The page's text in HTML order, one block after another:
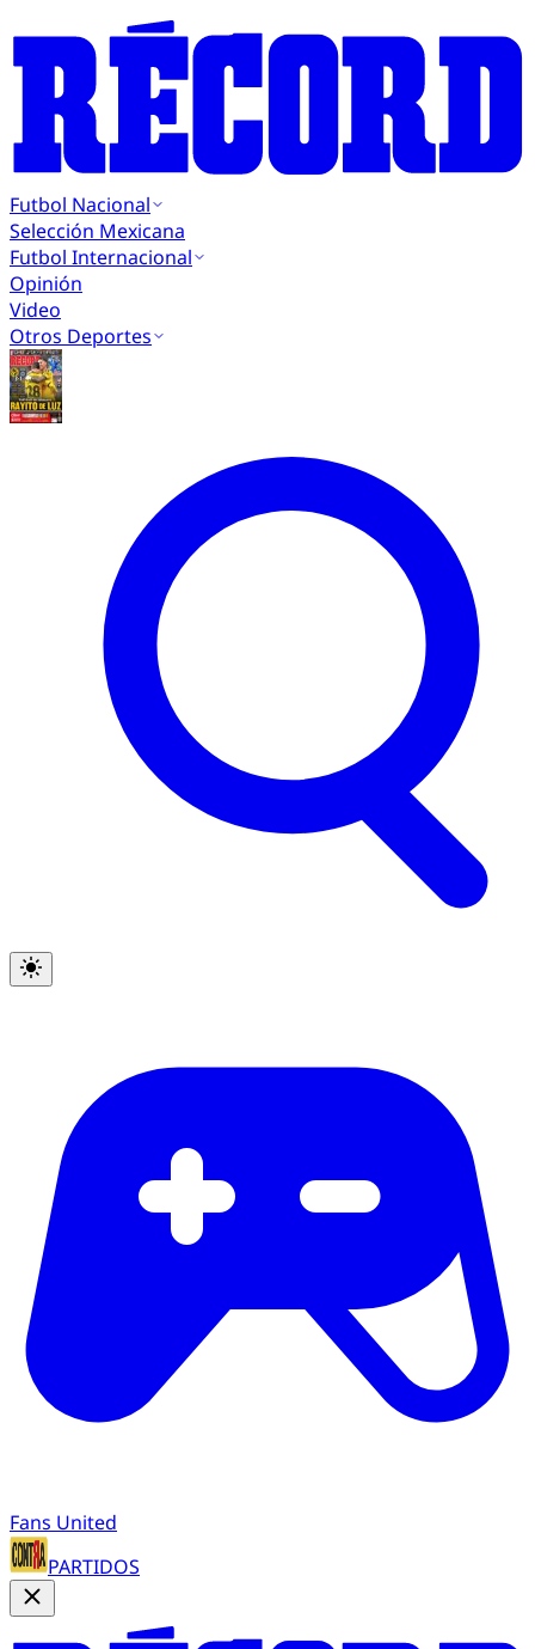
Futbol Nacional
Selección Mexicana
Futbol Internacional
Opinión
Video
Otros Deportes
Fans United
PARTIDOS